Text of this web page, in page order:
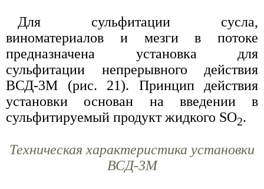
Для сульфитации сусла,
виноматериалов и мезги в потоке
предназначена установка для
сульфитации непрерывного действия
ВСД-3М (рис. 21). Принцип действия
установки основан на введении в
сульфитируемый продукт жидкого SО2.
Техническая характеристика установки
ВСД-3М